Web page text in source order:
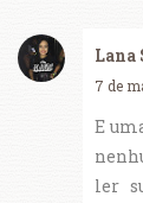
Lana
7 de
E
ler